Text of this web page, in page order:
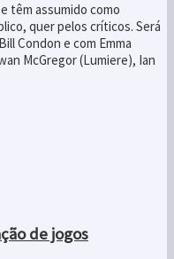
têm assumido como
quer pelos críticos. Será
Condon e com Emma
McGregor (Lumiere), Ian
de jogos